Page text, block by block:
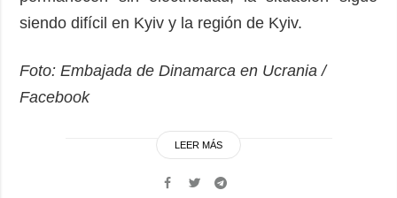
siendo difícil en Kyiv y la región de Kyiv.
Foto: Embajada de Dinamarca en Ucrania /
Facebook
LEER MÁS